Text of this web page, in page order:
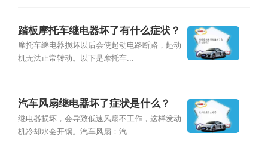
踏板摩托车继电器坏了有什么症状？
摩托车继电器损坏以后会使起动电路断路，起动
机无法正常转动。以下是摩托车...
汽车风扇继电器坏了症状是什么？
继电器损坏，会导致低速风扇不工作，这样发动
机冷却水会开锅。汽车风扇：汽...